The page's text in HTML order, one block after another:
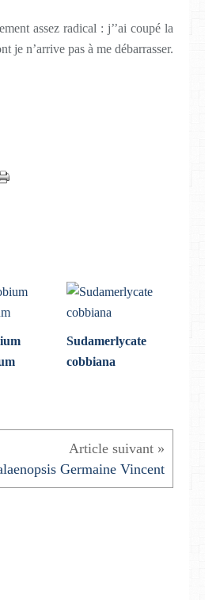
assez radical : j’’ai coupé la
je n’arrive pas à me débarrasser.
Sudamerlycate
cobbiana
Germaine Vincent